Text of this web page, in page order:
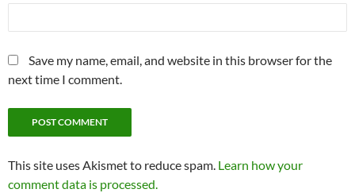
Save my name, email, and website in this browser for the
next time I comment.
This site uses Akismet to reduce spam. Learn how your
comment data is processed.